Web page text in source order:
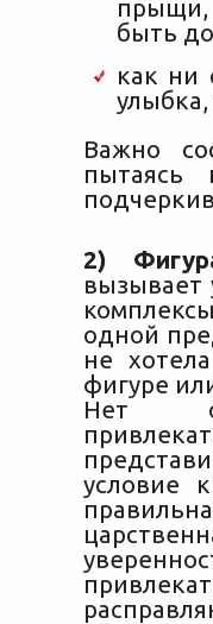
прыщи,
быть
как ни
Важно
пытаясь
2)
вызывает
одной
не
фигуре
Нет
условие